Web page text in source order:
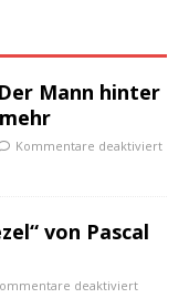
Mann hinter
Kommentare deaktiviert
von Pascal
deaktiviert